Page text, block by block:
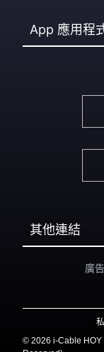
App 應用程
其他連結
廣
© 2026 i-Cable